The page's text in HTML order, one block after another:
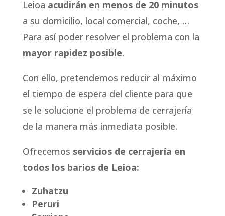
Leioa acudirán en menos de 20 minutos
a su domicilio, local comercial, coche, …
Para así poder resolver el problema con la
mayor rapidez posible.
Con ello, pretendemos reducir al máximo
el tiempo de espera del cliente para que
se le solucione el problema de cerrajería
de la manera más inmediata posible.
Ofrecemos servicios de cerrajería en
todos los barios de Leioa:
Zuhatzu
Peruri